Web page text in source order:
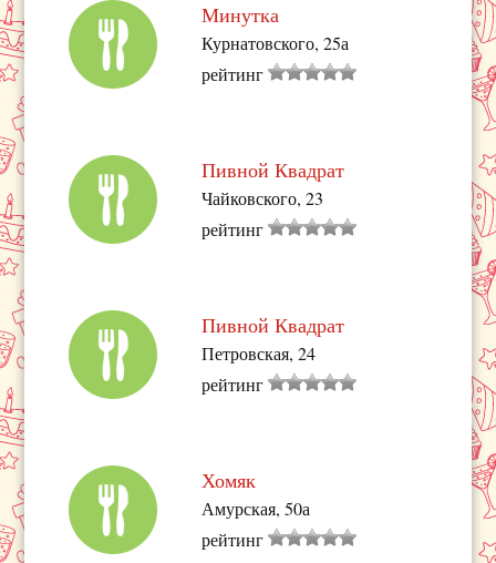
Минутка
Курнатовского, 25а
рейтинг
Пивной Квадрат
Чайковского, 23
рейтинг
Пивной Квадрат
Петровская, 24
рейтинг
Хомяк
Амурская, 50а
рейтинг